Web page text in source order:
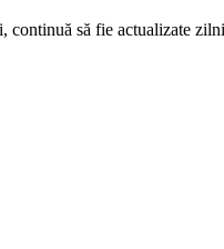
continuă să fie actualizate